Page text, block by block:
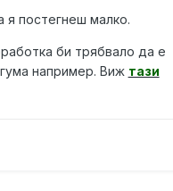
постегнеш малко.
би трябвало да е
например. Виж тази